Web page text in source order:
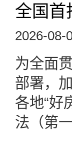
全国首
2026-08-
为全面
部署，
各地“好
法（第